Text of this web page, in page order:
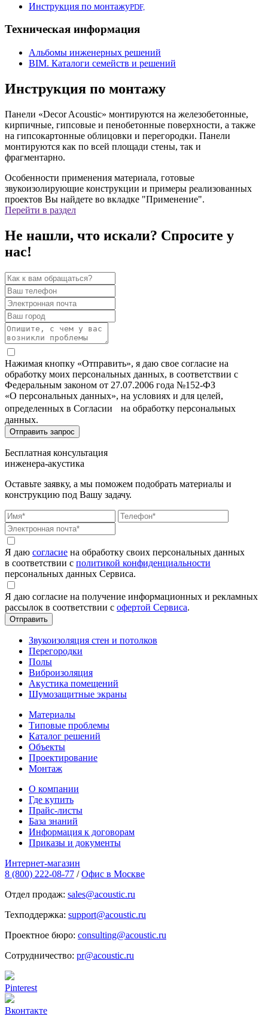
Инструкция по монтажуPDF,
Техническая информация
Альбомы инженерных решений
BIM. Каталоги семейств и решений
Инструкция по монтажу
Панели «Decor Acoustic» монтируются на железобетонные,
кирпичные, гипсовые и пенобетонные поверхности, а также
на гипсокартонные облицовки и перегородки. Панели
монтируются как по всей площади стены, так и
фрагментарно.
Особенности применения материала, готовые
звукоизолирующие конструкции и примеры реализованных
проектов Вы найдете во вкладке "Применение".
Перейти в раздел
Не нашли, что искали? Спросите у
нас!
Нажимая кнопку «Отправить», я даю свое согласие на
обработку моих персональных данных, в соответствии с
Федеральным законом от 27.07.2006 года №152-ФЗ
«О персональных данных», на условиях и для целей,
определенных в Согласии на обработку персональных
данных.
Бесплатная консультация
инженера-акустика
Оставьте заявку, а мы поможем подобрать материалы и
конструкцию под Вашу задачу.
Я даю согласие на обработку своих персональных данных
в соответствии с политикой конфиденциальности
персональных данных Сервиса.
Я даю согласие на получение информационных и рекламных
рассылок в соответствии с офертой Сервиса.
Звукоизоляция стен и потолков
Перегородки
Полы
Виброизоляция
Акустика помещений
Шумозащитные экраны
Материалы
Типовые проблемы
Каталог решений
Объекты
Проектирование
Монтаж
О компании
Где купить
Прайс-листы
База знаний
Информация к договорам
Приказы и документы
Интернет-магазин
8 (800) 222-08-77 / Офис в Москве
Отдел продаж: sales@acoustic.ru
Техподдержка: support@acoustic.ru
Проектное бюро: consulting@acoustic.ru
Сотрудничество: pr@acoustic.ru
Pinterest
Вконтакте